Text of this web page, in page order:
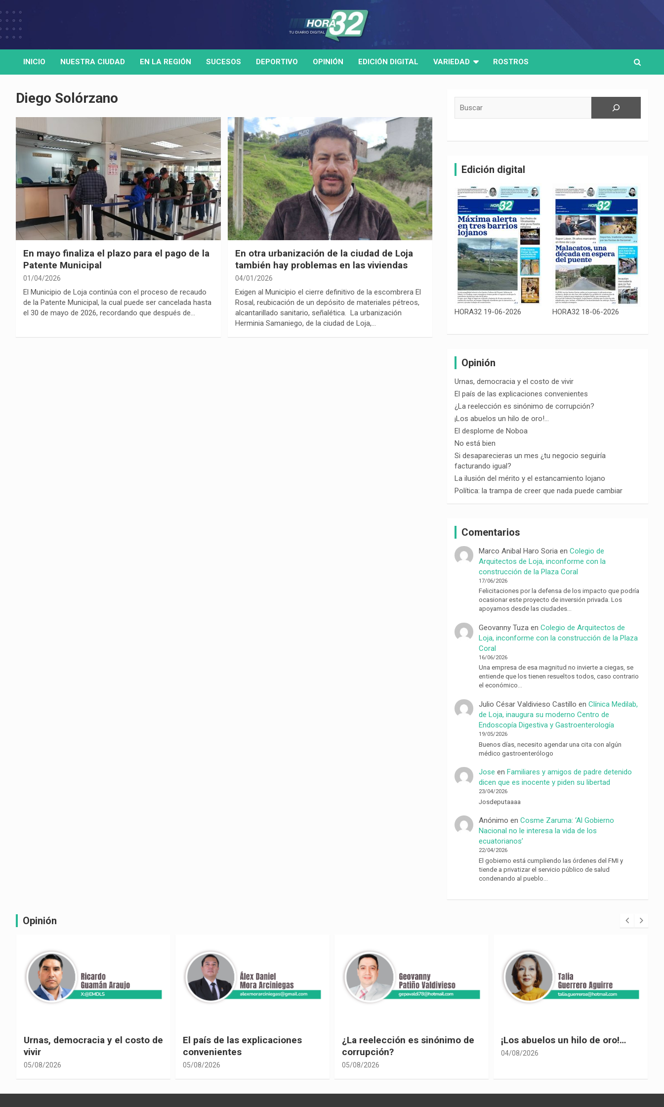
to
HORA32
Medio de comunicación digital
INICIO NUESTRA CIUDAD EN LA REGIÓN SUCESOS DEPORTIVO OPINIÓN EDICIÓN DIGITAL VARIEDAD ROSTROS
Diego Solórzano
En mayo finaliza el plazo para el pago de la
Patente Municipal
01/04/2026
El Municipio de Loja continúa con el proceso de recaudo
de la Patente Municipal, la cual puede ser cancelada hasta
el 30 de mayo de 2026, recordando que después de…
En otra urbanización de la ciudad de Loja
también hay problemas en las viviendas
04/01/2026
Exigen al Municipio el cierre definitivo de la escombrera El
Rosal, reubicación de un depósito de materiales pétreos,
alcantarillado sanitario, señalética. La urbanización
Herminia Samaniego, de la ciudad de Loja,…
Edición digital
HORA32 19-06-2026 HORA32 18-06-2026
Opinión
Urnas, democracia y el costo de vivir
El país de las explicaciones convenientes
¿La reelección es sinónimo de corrupción?
¡Los abuelos un hilo de oro!…
El desplome de Noboa
No está bien
Si desaparecieras un mes ¿tu negocio seguiría
facturando igual?
La ilusión del mérito y el estancamiento lojano
Política: la trampa de creer que nada puede cambiar
Comentarios
Marco Anibal Haro Soria enColegio de
Arquitectos de Loja, inconforme con la
construcción de la Plaza Coral
17/06/2026
Felicitaciones por la defensa de los impacto que podría
ocasionar este proyecto de inversión privada. Los
apoyamos desde las ciudades…
Geovanny Tuza enColegio de Arquitectos de
Loja, inconforme con la construcción de la Plaza
Coral
16/06/2026
Una empresa de esa magnitud no invierte a ciegas, se
entiende que los tienen resueltos todos, caso contrario
el económico…
Julio César Valdivieso Castillo enClínica Medilab,
de Loja, inaugura su moderno Centro de
Endoscopía Digestiva y Gastroenterología
19/05/2026
Buenos días, necesito agendar una cita con algún
médico gastroenterólogo
Jose enFamiliares y amigos de padre detenido
dicen que es inocente y piden su libertad
23/04/2026
Josdeputaaaa
Anónimo enCosme Zaruma: ‘Al Gobierno
Nacional no le interesa la vida de los
ecuatorianos’
22/04/2026
El gobierno está cumpliendo las órdenes del FMI y
tiende a privatizar el servicio público de salud
condenando al pueblo…
Opinión
El país de las explicaciones
convenientes
05/08/2026
¿La reelección es sinónimo de
corrupción?
05/08/2026
¡Los abuelos un hilo de oro!…
04/08/2026
El desplome de Noboa
04/08/2026